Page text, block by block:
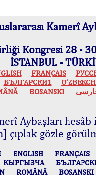
Kamerî
Kongresi 28 -
İSTANBUL -
FRANÇAIS
БЪЛГАРСКИ1
BOSANSKI
Aybaşları
çıplak gözle
ENGLISH FRANÇAIS
КЫPГЫЗЧA
ROMÂNĂ BOSANSKI